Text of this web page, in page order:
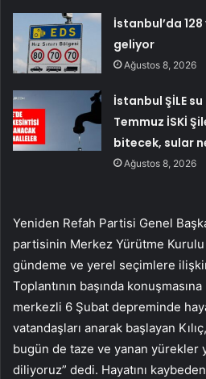
İstanbul’da
geliyor
Ağustos 8, 2026
İstanbul ŞİLE
Temmuz İSKİ
bitecek, sular
Ağustos 8, 2026
Yeniden Refah Partisi Genel
partisinin Merkez Yürütme Kurulu
gündeme ve yerel seçimlere
Toplantının başında
merkezli 6 Şubat depreminde
vatandaşları anarak başlayan
bugün de taze ve yanan yürekler
diliyoruz” dedi. Hayatını